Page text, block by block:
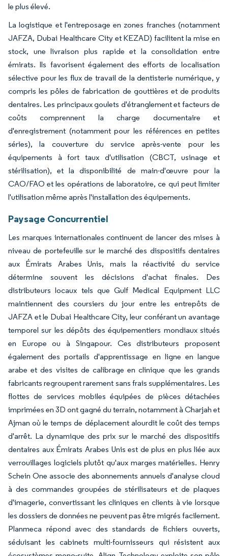
le plus élevé.
La logistique et l'entreposage en zones franches (notamment
JAFZA, Dubai Healthcare City et KEZAD) facilitent la mise en
stock, une livraison plus rapide et la consolidation entre
émirats. Ils favorisent également des efforts de localisation
sélective pour les flux de travail de la dentisterie numérique, y
compris les pôles de fabrication de gouttières et de produits
dentaires. Les principaux goulets d'étranglement et facteurs de
coûts comprennent la charge documentaire et
d'enregistrement (notamment pour les références en petites
séries), la couverture du service après-vente pour les
équipements à fort taux d'utilisation (CBCT, usinage et
stérilisation), et la disponibilité de main-d'œuvre pour la
CAO/FAO et les opérations de laboratoire, ce qui peut limiter
l'utilisation même après l'installation des équipements.
Paysage Concurrentiel
Les marques internationales continuent de lancer des mises à
niveau de portefeuille sur le marché des dispositifs dentaires
aux Émirats Arabes Unis, mais la réactivité du service
détermine souvent les décisions d'achat finales. Des
distributeurs locaux tels que Gulf Medical Equipment LLC
maintiennent des coursiers du jour entre les entrepôts de
JAFZA et le Dubai Healthcare City, leur conférant un avantage
temporel sur les dépôts des équipementiers mondiaux situés
en Europe ou à Singapour. Ces distributeurs proposent
également des portails d'apprentissage en ligne en langue
arabe et des visites de calibrage en clinique que les grands
fabricants regroupent rarement sans frais supplémentaires. Les
flottes de services mobiles équipées de pièces détachées
imprimées en 3D ont gagné du terrain, notamment à Charjah et
Ajman où le temps de déplacement alourdit le coût des temps
d'arrêt. La dynamique des prix sur le marché des dispositifs
dentaires aux Émirats Arabes Unis est de plus en plus liée aux
verrouillages logiciels plutôt qu'aux marges matérielles. Henry
Schein One associe des abonnements annuels d'analyse cloud
à des commandes groupées de stérilisateurs et de plaques
d'imagerie, convertissant les cliniques en clients à vie lorsque
les dossiers de données ne peuvent pas être migrés facilement.
Planmeca répond avec des standards de fichiers ouverts,
séduisant les cabinets multi-fournisseurs qui résistent aux